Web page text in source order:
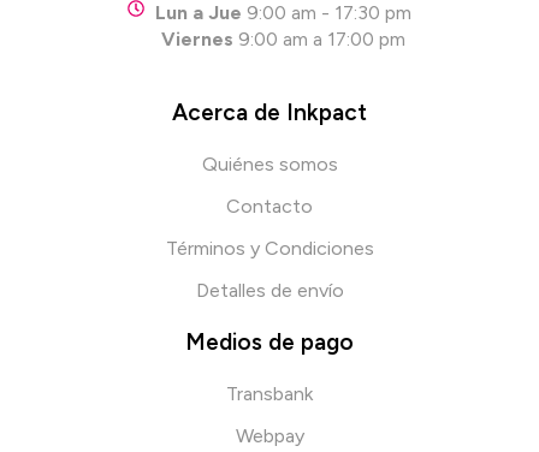
Lun a Jue 9:00 am - 17:30 pm
Viernes 9:00 am a 17:00 pm
Acerca de Inkpact
Quiénes somos
Contacto
Términos y Condiciones
Detalles de envío
Medios de pago
Transbank
Webpay